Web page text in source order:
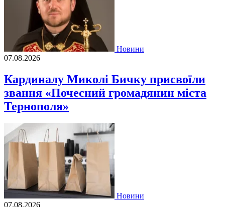
Новини
07.08.2026
Кардиналу Миколі Бичку присвоїли
звання «Почесний громадянин міста
Тернополя»
Новини
07.08.2026